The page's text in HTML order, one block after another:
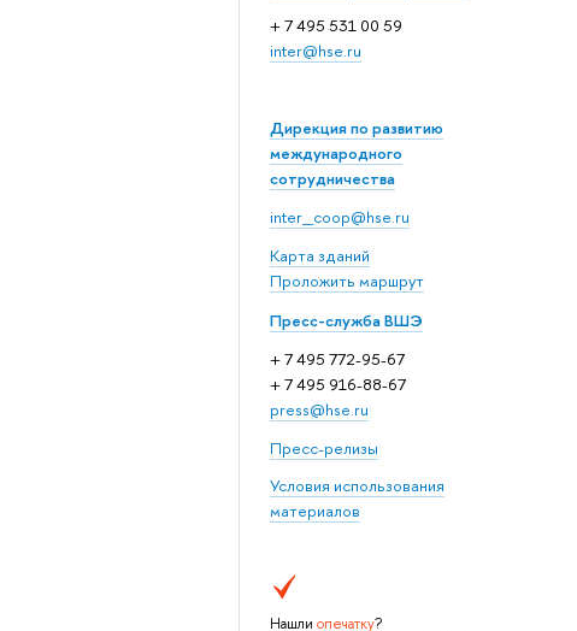
+ 7 495 531 00 59
inter@hse.ru
Дирекция по развитию
международного
сотрудничества
inter_coop@hse.ru
Карта зданий
Проложить маршрут
Пресс-служба ВШЭ
+ 7 495 772-95-67
+ 7 495 916-88-67
press@hse.ru
Пресс-релизы
Условия использования
материалов
Нашли опечатку?